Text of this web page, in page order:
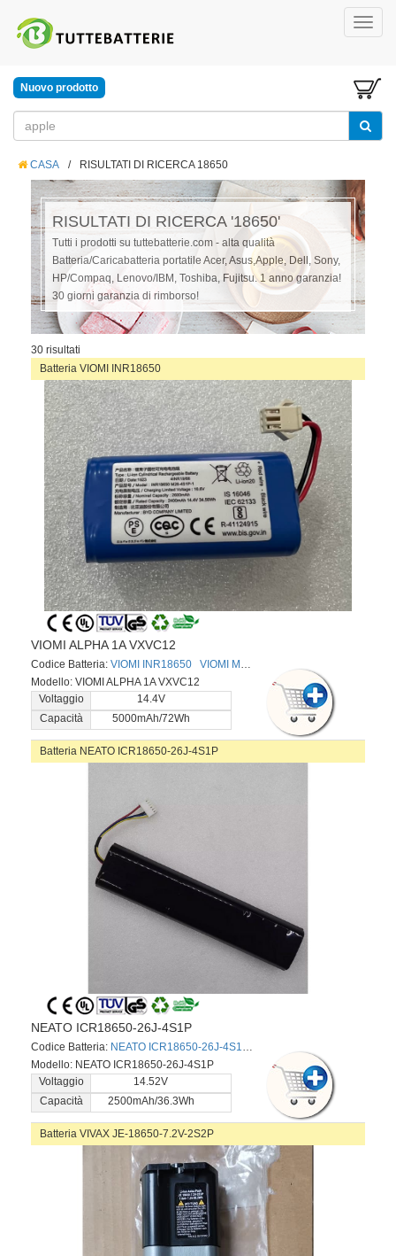
Nuovo prodotto
CASA / RISULTATI DI RICERCA 18650
RISULTATI DI RICERCA '18650'
Tutti i prodotti su tuttebatterie.com - alta qualità
Batteria/Caricabatteria portatile Acer, Asus,Apple, Dell, Sony,
HP/Compaq, Lenovo/IBM, Toshiba, Fujitsu. 1 anno garanzia!
30 giorni garanzia di rimborso!
30 risultati
Batteria VIOMI INR18650
VIOMI ALPHA 1A VXVC12
Codice Batteria: VIOMI INR18650
VIOMI M26-4S2P
Modello: VIOMI ALPHA 1A VXVC12
Voltaggio
14.4V
Capacità
5000mAh/72Wh
Batteria NEATO ICR18650-26J-4S1P
NEATO ICR18650-26J-4S1P
Codice Batteria: NEATO ICR18650-26J-4S1P
Modello: NEATO ICR18650-26J-4S1P
Voltaggio
14.52V
Capacità
2500mAh/36.3Wh
Batteria VIVAX JE-18650-7.2V-2S2P